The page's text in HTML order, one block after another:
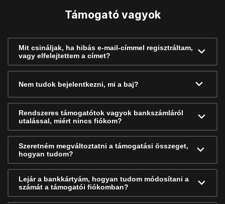
Támogató vagyok
Mit csináljak, ha hibás e-mail-címmel regisztráltam,
vagy elfelejtettem a címet?
Nem tudok bejelentkezni, mi a baj?
Rendszeres támogatótok vagyok bankszámláról
utalással, miért nincs fiókom?
Szeretném megváltoztatni a támogatási összeget,
hogyan tudom?
Lejár a bankkártyám, hogyan tudom módosítani a
számát a támogatói fiókomban?